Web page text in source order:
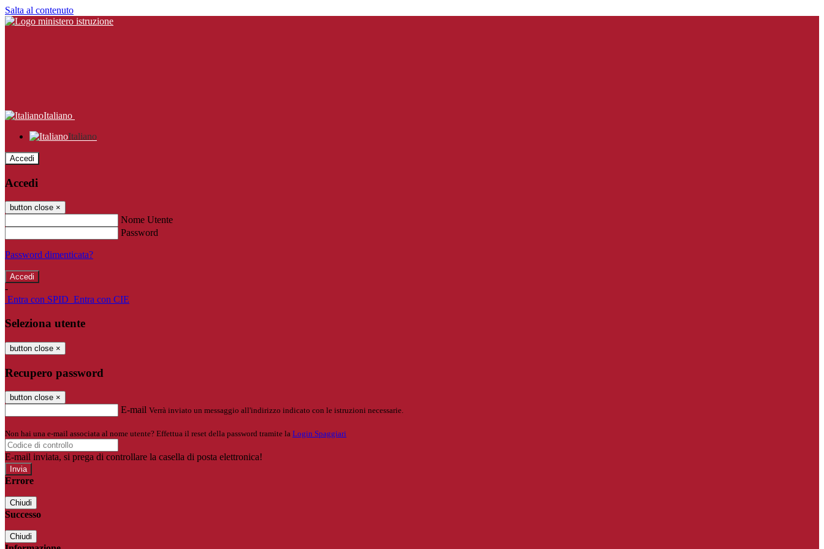
Salta al contenuto
Italiano
Italiano
Accedi
Accedi
button close ×
Nome Utente
Password
Password dimenticata?
-
Entra con SPID Entra con CIE
Seleziona utente
button close ×
Recupero password
button close ×
E-mail Verrà inviato un messaggio all'indirizzo indicato con le istruzioni necessarie.
Non hai una e-mail associata al nome utente? Effettua il reset della password tramite la Login Spaggiari
E-mail inviata, si prega di controllare la casella di posta elettronica!
Errore
Chiudi
Successo
Chiudi